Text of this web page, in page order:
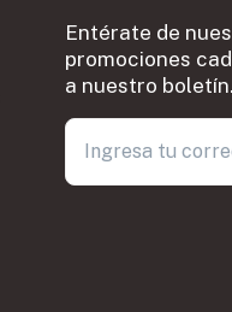
Entérate de
promociones
a nuestro boletín.